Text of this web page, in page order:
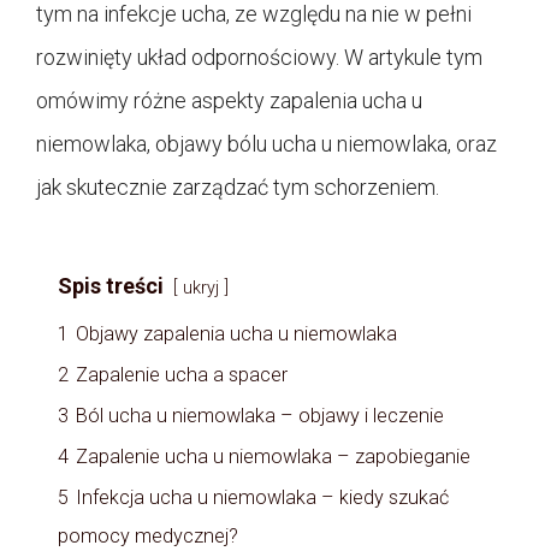
tym na infekcje ucha, ze względu na nie w pełni
rozwinięty układ odpornościowy. W artykule tym
omówimy różne aspekty zapalenia ucha u
niemowlaka, objawy bólu ucha u niemowlaka, oraz
jak skutecznie zarządzać tym schorzeniem.
Spis treści ukryj
1 Objawy zapalenia ucha u niemowlaka
2 Zapalenie ucha a spacer
3 Ból ucha u niemowlaka – objawy i leczenie
4 Zapalenie ucha u niemowlaka – zapobieganie
5
Infekcja ucha u niemowlaka – kiedy szukać
pomocy medycznej?